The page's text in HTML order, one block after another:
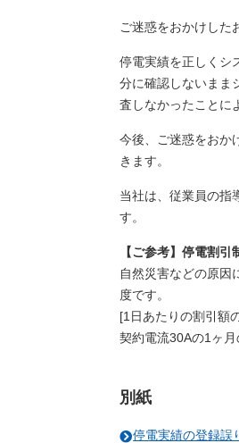
ご迷惑をおかけした
停電実績を正しくシ
分に確認しないまま
査しなかったことに
今後、ご迷惑をおか
きます。
当社は、従業員の指
す。
【ご参考】停電割
自然災害などの原因
度です。
[1日あたりの割引額
契約電流30Aの1ヶ
別紙
停電実績の登録誤